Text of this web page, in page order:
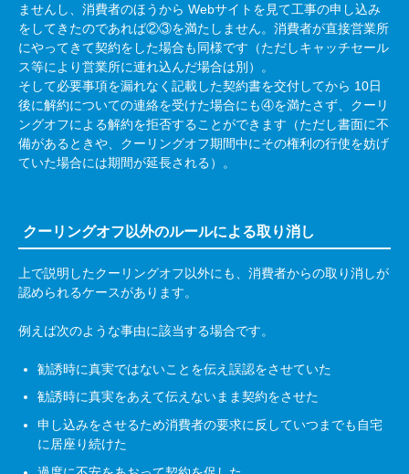
ませんし、消費者のほうから Webサイトを見て工事の申し込み
をしてきたのであれば②③を満たしません。消費者が直接営業所
にやってきて契約をした場合も同様です（ただしキャッチセール
ス等により営業所に連れ込んだ場合は別）。
そして必要事項を漏れなく記載した契約書を交付してから 10日
後に解約についての連絡を受けた場合にも④を満たさず、クーリ
ングオフによる解約を拒否することができます（ただし書面に不
備があるときや、クーリングオフ期間中にその権利の行使を妨げ
ていた場合には期間が延長される）。
クーリングオフ以外のルールによる取り消し
上で説明したクーリングオフ以外にも、消費者からの取り消しが
認められるケースがあります。
例えば次のような事由に該当する場合です。
勧誘時に真実ではないことを伝え誤認をさせていた
勧誘時に真実をあえて伝えないまま契約をさせた
申し込みをさせるため消費者の要求に反していつまでも自宅
に居座り続けた